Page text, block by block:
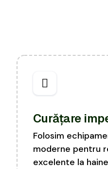
Curățare
Folosim
moderne pentru
excelente la